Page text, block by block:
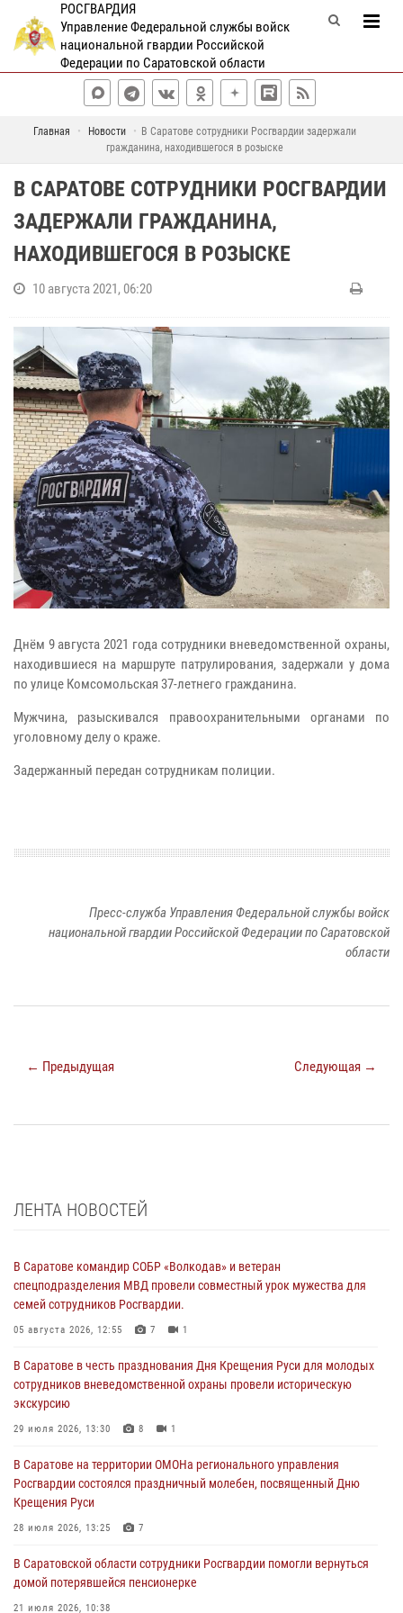
РОСГВАРДИЯ
Управление Федеральной службы войск
национальной гвардии Российской
Федерации по Саратовской области
Главная Новости
В Саратове сотрудники Росгвардии задержали
гражданина, находившегося в розыске
В САРАТОВЕ СОТРУДНИКИ РОСГВАРДИИ
ЗАДЕРЖАЛИ ГРАЖДАНИНА,
НАХОДИВШЕГОСЯ В РОЗЫСКЕ
10 августа 2021, 06:20
Днём 9 августа 2021 года сотрудники вневедомственной охраны,
находившиеся на маршруте патрулирования, задержали у дома
по улице Комсомольская 37-летнего гражданина.
Мужчина, разыскивался правоохранительными органами по
уголовному делу о краже.
Задержанный передан сотрудникам полиции.
Пресс-служба Управления Федеральной службы войск
национальной гвардии Российской Федерации по Саратовской
области
← Предыдущая Следующая →
ЛЕНТА НОВОСТЕЙ
В Саратове командир СОБР «Волкодав» и ветеран
спецподразделения МВД провели совместный урок мужества для
семей сотрудников Росгвардии.
05 августа 2026, 12:55 7 1
В Саратове в честь празднования Дня Крещения Руси для молодых
сотрудников вневедомственной охраны провели историческую
экскурсию
29 июля 2026, 13:30 8 1
В Саратове на территории ОМОНа регионального управления
Росгвардии состоялся праздничный молебен, посвященный Дню
Крещения Руси
28 июля 2026, 13:25 7
В Саратовской области сотрудники Росгвардии помогли вернуться
домой потерявшейся пенсионерке
21 июля 2026, 10:38